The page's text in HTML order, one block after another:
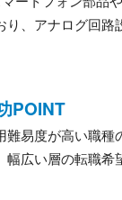
り、アナログ回路
POINT
難易度が高い職種
幅広い層の転職希